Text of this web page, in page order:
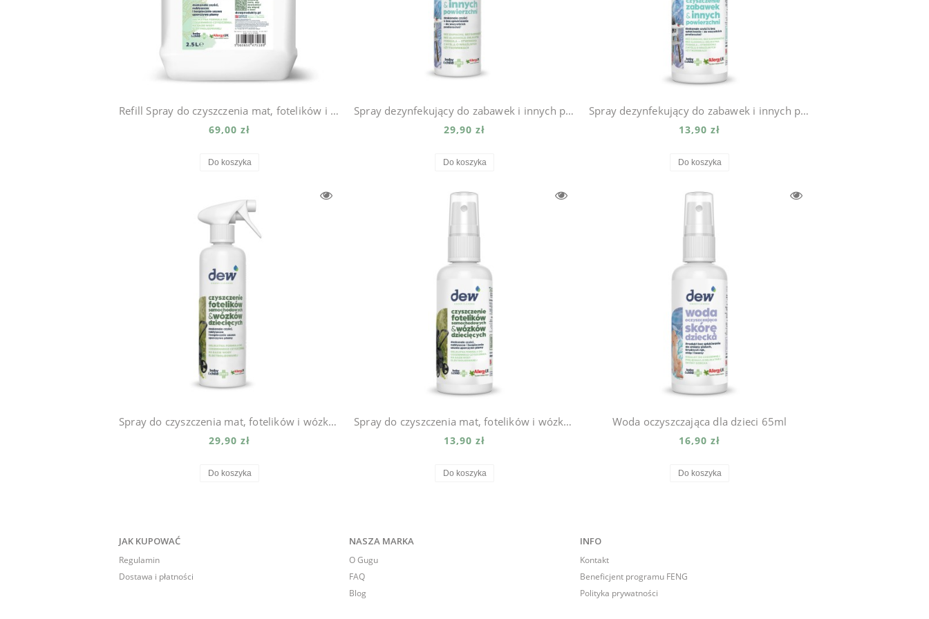
Refill Spray do czyszczenia mat, fotelików i wózków dziecięcych 2,5l
69,00 zł
Do koszyka
Spray dezynfekujący do zabawek i innych powierzchni 500ml
29,90 zł
Do koszyka
Spray dezynfekujący do zabawek i innych powierzchni 65ml
13,90 zł
Do koszyka
Spray do czyszczenia mat, fotelików i wózków dziecięcych 500ml
29,90 zł
Do koszyka
Spray do czyszczenia mat, fotelików i wózków dziecięcych 65ml
13,90 zł
Do koszyka
Woda oczyszczająca dla dzieci 65ml
16,90 zł
Do koszyka
JAK KUPOWAĆ
Regulamin
Dostawa i płatności
NASZA MARKA
O Gugu
FAQ
Blog
INFO
Kontakt
Beneficjent programu FENG
Polityka prywatności